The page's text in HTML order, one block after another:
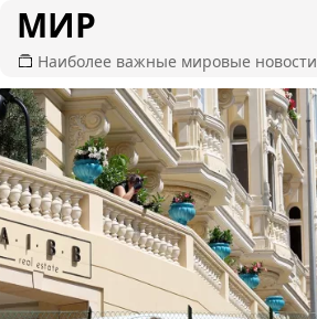
МИР
Наиболее важные мировые новости